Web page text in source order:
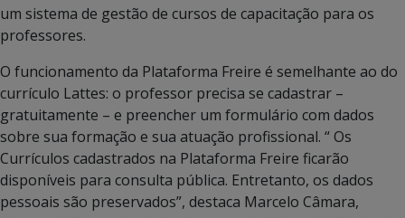
um sistema de gestão de cursos de capacitação para os
professores.
O funcionamento da Plataforma Freire é semelhante ao do
currículo Lattes: o professor precisa se cadastrar –
gratuitamente – e preencher um formulário com dados
sobre sua formação e sua atuação profissional. “ Os
Currículos cadastrados na Plataforma Freire ficarão
disponíveis para consulta pública. Entretanto, os dados
pessoais são preservados”, destaca Marcelo Câmara,